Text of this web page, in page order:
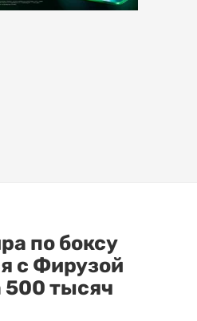
по боксу
с Фирузой
тысяч